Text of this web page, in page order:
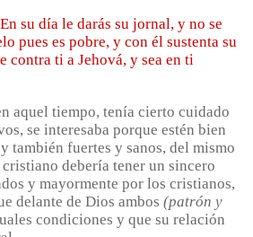
En su día le darás su jornal, y no se
pues es pobre, y con él sustenta su
contra ti a Jehová, y sea en ti
aquel tiempo, tenía cierto cuidado
se interesaba porque estén bien
también fuertes y sanos, del mismo
debería tener un sincero
y mayormente por los cristianos,
delante de Dios ambos (patrón y
condiciones y que su relación